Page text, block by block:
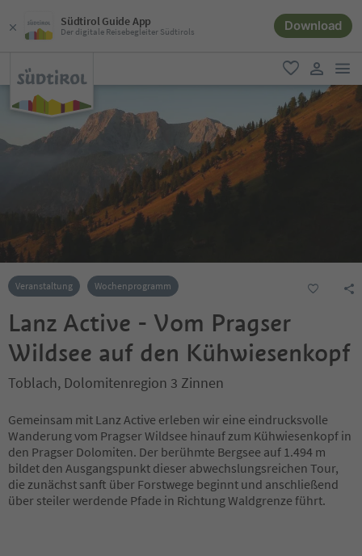
Südtirol Guide App
Der digitale Reisebegleiter Südtirols Download
favorit
user link
Veranstaltung Wochenprogramm
Lanz Active - Vom Pragser
Wildsee auf den Kühwiesenkopf
Toblach, Dolomitenregion 3 Zinnen
Gemeinsam mit Lanz Active erleben wir eine eindrucksvolle
Wanderung vom Pragser Wildsee hinauf zum Kühwiesenkopf in
den Pragser Dolomiten. Der berühmte Bergsee auf 1.494 m
bildet den Ausgangspunkt dieser abwechslungsreichen Tour,
die zunächst sanft über Forstwege beginnt und anschließend
über steiler werdende Pfade in Richtung Waldgrenze führt.